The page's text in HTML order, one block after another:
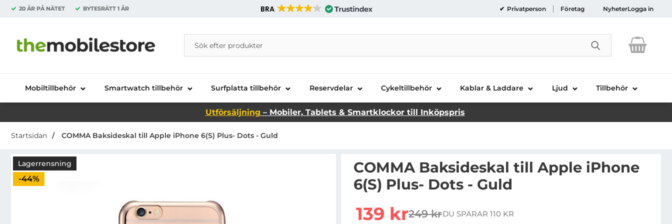
20 ÅR PÅ NÄTET BYTESRÄTT 1 ÅR BRA Privatperson Företag NyheterLogga in
Startsidan för Danira Telecom AB
Sök
Sök på Danira Telecom AB
Genomför
Mobiltillbehör Smartwatch tillbehör Surfplatta tillbehör Reservdelar Cykeltillbehör Kablar & Laddare Ljud Tillbehör
Utförsäljning – Mobiler, Tablets & Smartklockor till Inköpspris
Startsidan COMMA Baksideskal till Apple iPhone 6(S) Plus- Dots - Guld
Lagerrensning
Priset är nedsatt med
-44%
COMMA Baksideskal till Apple iPhone
6(S) Plus- Dots - Guld
rea pris
139 krtidigare pris
249 krDU SPARAR 110 KR